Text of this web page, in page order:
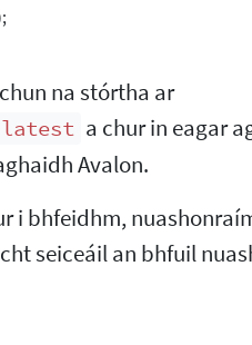
na stórtha ar
a chur in eagar
Avalon.
i bhfeidhm,
seiceáil an bhfuil